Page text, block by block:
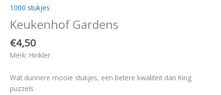
1000 stukjes
Keukenhof Gardens
€4,50
Merk: Hinkler
Wat dunnere mooie stukjes, een betere kwaliteit dan King
puzzels